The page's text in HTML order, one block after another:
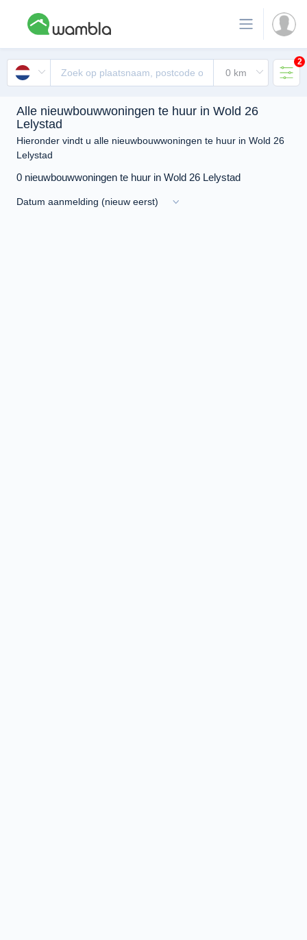
2
Alle nieuwbouwwoningen te huur in Wold 26
Lelystad
Hieronder vindt u alle nieuwbouwwoningen te huur in Wold 26
Lelystad
0 nieuwbouwwoningen te huur in Wold 26 Lelystad